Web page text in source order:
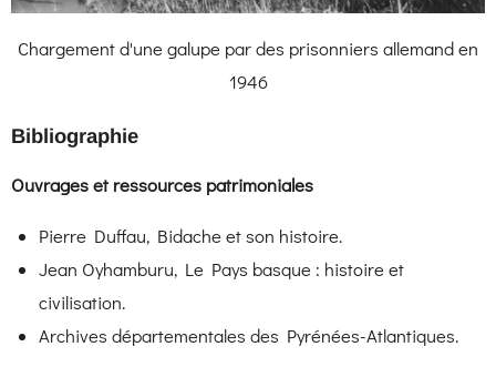
Chargement d'une galupe par des prisonniers allemand en
1946
Bibliographie
Ouvrages et ressources patrimoniales
Pierre Duffau, Bidache et son histoire.
Jean Oyhamburu, Le Pays basque : histoire et
civilisation.
Archives départementales des Pyrénées-Atlantiques.